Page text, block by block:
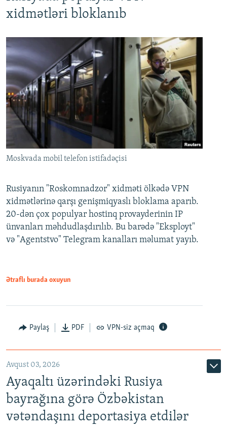
xidmətləri bloklanıb
Moskvada mobil telefon istifadəçisi
Rusiyanın "Roskomnadzor" xidməti ölkədə VPN
xidmətlərinə qarşı genişmiqyaslı bloklama aparıb.
20-dən çox populyar hostinq provayderinin IP
ünvanları məhdudlaşdırılıb. Bu barədə "Eksployt"
və "Agentstvo" Telegram kanalları məlumat yayıb.
Ətraflı burada oxuyun
Paylaş PDF VPN-siz açmaq
Avqust 03, 2026
Ayaqaltı üzərindəki Rusiya
bayrağına görə Özbəkistan
vətəndaşını deportasiya etdilər